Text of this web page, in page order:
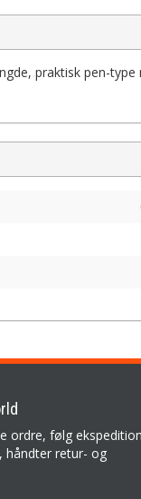
praktisk pen-
ordre, følg
håndter retur- og